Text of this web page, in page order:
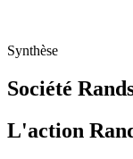
Synthèse
Société
L'action